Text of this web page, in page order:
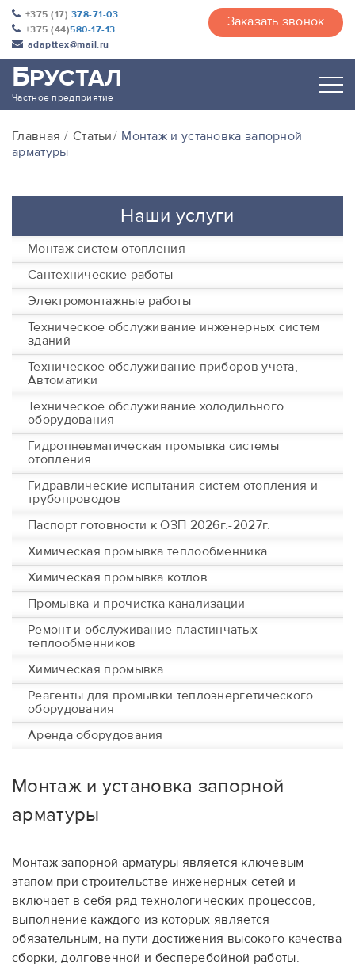
+375 (17) 378-71-03
+375 (44)580-17-13
adapttex@mail.ru
Заказать звонок
БРУСТАЛ
Частное предприятие
Главная Статьи
Монтаж и установка запорной
арматуры
Наши услуги
Монтаж систем отопления
Сантехнические работы
Электромонтажные работы
Техническое обслуживание инженерных систем
зданий
Техническое обслуживание приборов учета,
Автоматики
Техническое обслуживание холодильного
оборудования
Гидропневматическая промывка системы
отопления
Гидравлические испытания систем отопления и
трубопроводов
Паспорт готовности к ОЗП 2026г.-2027г.
Химическая промывка теплообменника
Химическая промывка котлов
Промывка и прочистка канализации
Ремонт и обслуживание пластинчатых
теплообменников
Химическая промывка
Реагенты для промывки теплоэнергетического
оборудования
Аренда оборудования
Монтаж и установка запорной
арматуры
Монтаж запорной арматуры является ключевым
этапом при строительстве инженерных сетей и
включает в себя ряд технологических процессов,
выполнение каждого из которых является
обязательным, на пути достижения высокого качества
сборки, долговечной и бесперебойной работы.